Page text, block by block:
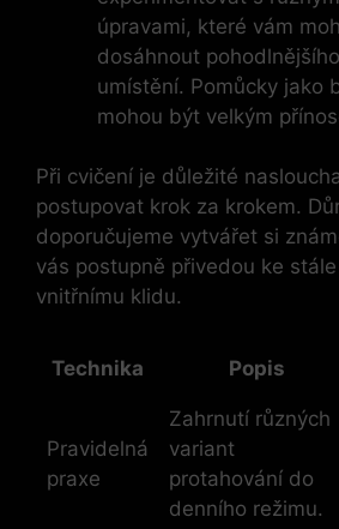
úpravami, které vám
dosáhnout
umístění. Pomůcky jako
mohou být velkým
Při cvičení je důležité
postupovat krok za krokem.
doporučujeme vytvářet si
vás postupně přivedou ke
vnitřnímu klidu.
Technika Popis
Pravidelná
praxe
Zahrnutí různých
variant
protahování do
denního režimu.